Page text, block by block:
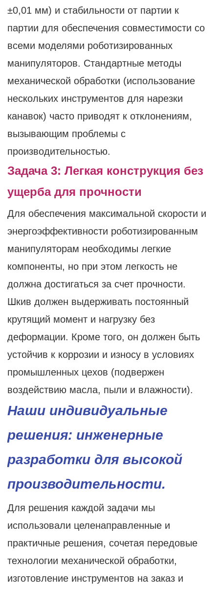
±0,01 мм) и стабильности от партии к
партии для обеспечения совместимости со
всеми моделями роботизированных
манипуляторов. Стандартные методы
механической обработки (использование
нескольких инструментов для нарезки
канавок) часто приводят к отклонениям,
вызывающим проблемы с
производительностью.
Задача 3: Легкая конструкция без
ущерба для прочности
Для обеспечения максимальной скорости и
энергоэффективности роботизированным
манипуляторам необходимы легкие
компоненты, но при этом легкость не
должна достигаться за счет прочности.
Шкив должен выдерживать постоянный
крутящий момент и нагрузку без
деформации. Кроме того, он должен быть
устойчив к коррозии и износу в условиях
промышленных цехов (подвержен
воздействию масла, пыли и влажности).
Наши индивидуальные
решения: инженерные
разработки для высокой
производительности.
Для решения каждой задачи мы
использовали целенаправленные и
практичные решения, сочетая передовые
технологии механической обработки,
изготовление инструментов на заказ и